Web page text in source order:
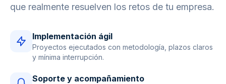
que realmente resuelven los retos de tu empresa.
Implementación ágil
Proyectos ejecutados con metodología, plazos claros
y mínima interrupción.
Soporte y acompañamiento